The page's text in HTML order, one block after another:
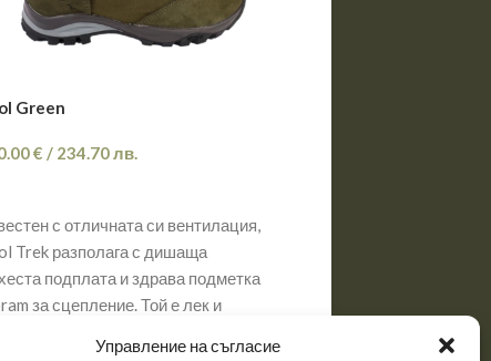
Управление на съгласие
Green
€ / 234.70лв.
с отличната си вентилация,
Trek разполага с дишаща
подплата и здрава подметка
за сцепление. Той е лек и